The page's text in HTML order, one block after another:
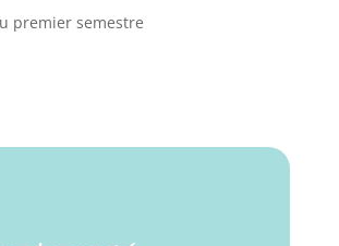
premier semestre